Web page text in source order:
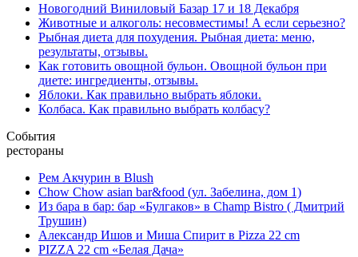
Новогодний Виниловый Базар 17 и 18 Декабря
Животные и алкоголь: несовместимы! А если серьезно?
Рыбная диета для похудения. Рыбная диета: меню,
результаты, отзывы.
Как готовить овощной бульон. Овощной бульон при
диете: ингредиенты, отзывы.
Яблоки. Как правильно выбрать яблоки.
Колбаса. Как правильно выбрать колбасу?
События
рестораны
Рем Акчурин в Blush
Chow Chow asian bar&food (ул. Забелина, дом 1)
Из бара в бар: бар «Булгаков» в Champ Bistro ( Дмитрий
Трушин)
Александр Ишов и Миша Спирит в Pizza 22 cm
PIZZA 22 cm «Белая Дача»